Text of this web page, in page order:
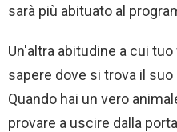
sarà più abituato al
Un'altra abitudine a cui
sapere dove si trova il
Quando hai un vero
provare a uscire dalla